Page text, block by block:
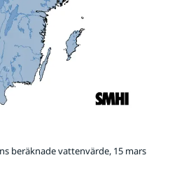
beräknade vattenvärde, 15 mars